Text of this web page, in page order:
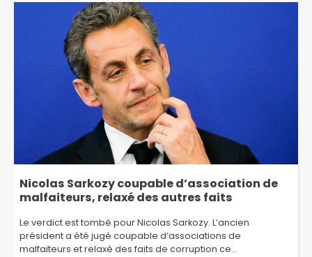
Nicolas Sarkozy coupable d’association de
malfaiteurs, relaxé des autres faits
Le verdict est tombé pour Nicolas Sarkozy. L’ancien
président a été jugé coupable d’associations de
malfaiteurs et relaxé des faits de corruption ce…